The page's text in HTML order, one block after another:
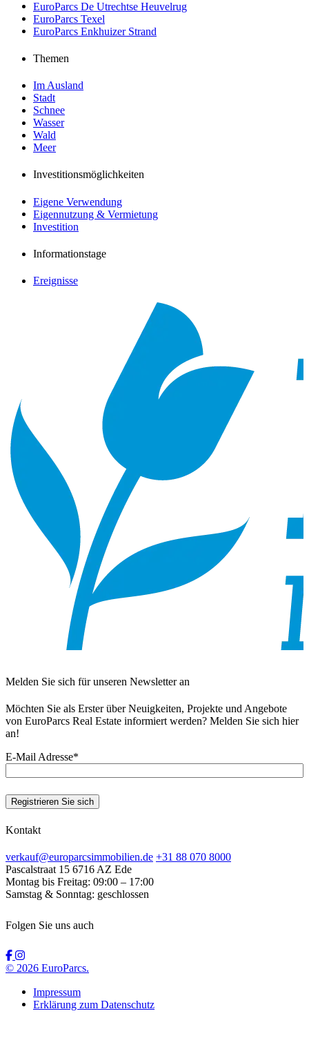
EuroParcs De Utrechtse Heuvelrug
EuroParcs Texel
EuroParcs Enkhuizer Strand
Themen
Im Ausland
Stadt
Schnee
Wasser
Wald
Meer
Investitionsmöglichkeiten
Eigene Verwendung
Eigennutzung & Vermietung
Investition
Informationstage
Ereignisse
Melden Sie sich für unseren Newsletter an
Möchten Sie als Erster über Neuigkeiten, Projekte und Angebote
von EuroParcs Real Estate informiert werden? Melden Sie sich hier
an!
E-Mail Adresse*
Kontakt
verkauf@europarcsimmobilien.de +31 88 070 8000
Pascalstraat 15 6716 AZ Ede
Montag bis Freitag: 09:00 – 17:00
Samstag & Sonntag: geschlossen
Folgen Sie uns auch
© 2026 EuroParcs.
Impressum
Erklärung zum Datenschutz